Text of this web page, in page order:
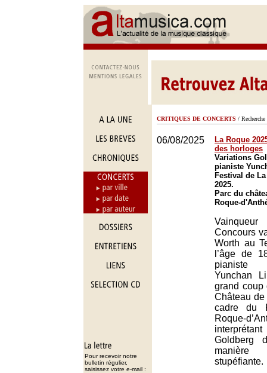
Pour recevoir notre
bulletin régulier,
saisissez votre e-mail :
CRITIQUES DE CONCERTS / Recherche
06/08/2025
La Roque
des horloges
Variations
pianiste
Festival de
2025.
Parc du
Roque-
Concours
Worth au
l’âge de
pianiste
Yunchan
grand coup
Château
cadre du
Roque-
Goldberg
stupéfiante.